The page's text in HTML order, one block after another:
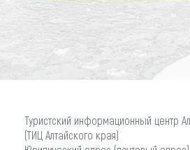
Туристский информационный центр
(ТИЦ Алтайского края)